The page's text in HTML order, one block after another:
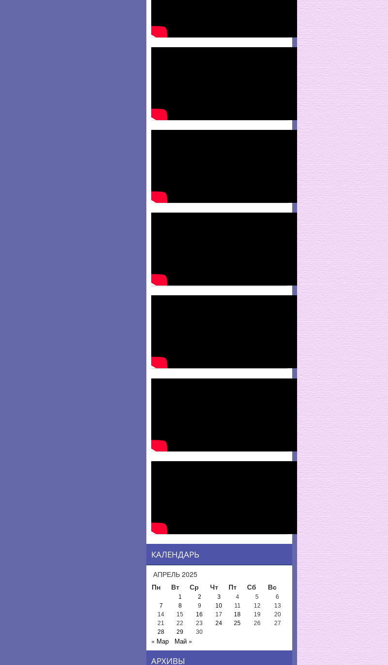
КАЛЕНДАРЬ
АПРЕЛЬ 2025
Пн
Вт Ср Чт Пт Сб Вс
1 2 3 4 5
6
7
8 9 10 11 12
13
14
15 16 17 18 19
20
21
22 23 24 25 26
27
28
29 30
« Мар Май »
АРХИВЫ